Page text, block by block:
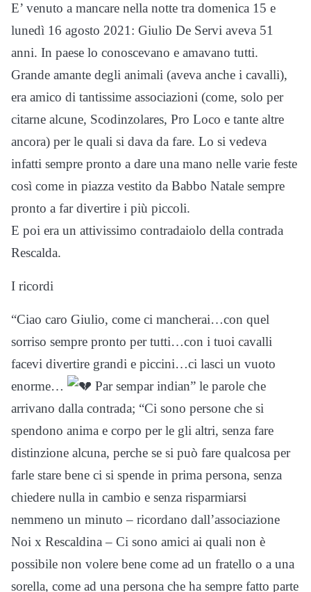
E’ venuto a mancare nella notte tra domenica 15 e
lunedì 16 agosto 2021: Giulio De Servi aveva 51
anni. In paese lo conoscevano e amavano tutti.
Grande amante degli animali (aveva anche i cavalli),
era amico di tantissime associazioni (come, solo per
citarne alcune, Scodinzolares, Pro Loco e tante altre
ancora) per le quali si dava da fare. Lo si vedeva
infatti sempre pronto a dare una mano nelle varie feste
così come in piazza vestito da Babbo Natale sempre
pronto a far divertire i più piccoli.
E poi era un attivissimo contradaiolo della contrada
Rescalda.
I ricordi
“Ciao caro Giulio, come ci mancherai…con quel
sorriso sempre pronto per tutti…con i tuoi cavalli
facevi divertire grandi e piccini…ci lasci un vuoto
enorme…
Par sempar indian” le parole che
arrivano dalla contrada; “Ci sono persone che si
spendono anima e corpo per le gli altri, senza fare
distinzione alcuna, perche se si può fare qualcosa per
farle stare bene ci si spende in prima persona, senza
chiedere nulla in cambio e senza risparmiarsi
nemmeno un minuto – ricordano dall’associazione
Noi x Rescaldina – Ci sono amici ai quali non è
possibile non volere bene come ad un fratello o a una
sorella, come ad una persona che ha sempre fatto parte